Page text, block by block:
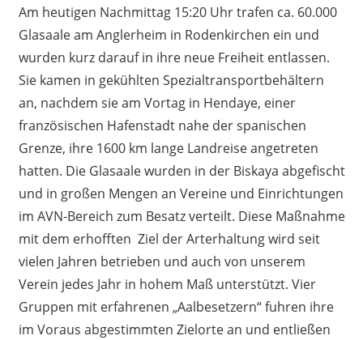
Am heutigen Nachmittag 15:20 Uhr trafen ca. 60.000
Glasaale am Anglerheim in Rodenkirchen ein und
wurden kurz darauf in ihre neue Freiheit entlassen.
Sie kamen in gekühlten Spezialtransportbehältern
an, nachdem sie am Vortag in Hendaye, einer
französischen Hafenstadt nahe der spanischen
Grenze, ihre 1600 km lange Landreise angetreten
hatten. Die Glasaale wurden in der Biskaya abgefischt
und in großen Mengen an Vereine und Einrichtungen
im AVN-Bereich zum Besatz verteilt. Diese Maßnahme
mit dem erhofften Ziel der Arterhaltung wird seit
vielen Jahren betrieben und auch von unserem
Verein jedes Jahr in hohem Maß unterstützt. Vier
Gruppen mit erfahrenen „Aalbesetzern“ fuhren ihre
im Voraus abgestimmten Zielorte an und entließen